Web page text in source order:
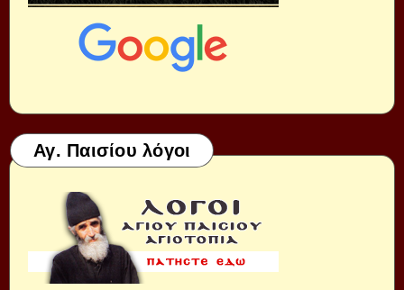
Αγ. Παισίου λόγοι